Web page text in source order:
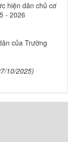
hiện dân chủ cơ
- 2026
của Trường
10/2025)